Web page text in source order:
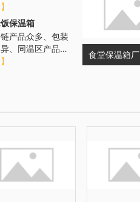
，对不易擦拭的油
中性洗涤剂擦拭
柔软...
饭保温箱
产品众多、包装
、同温区产品随
，所以可开发多种
食堂保温箱厂